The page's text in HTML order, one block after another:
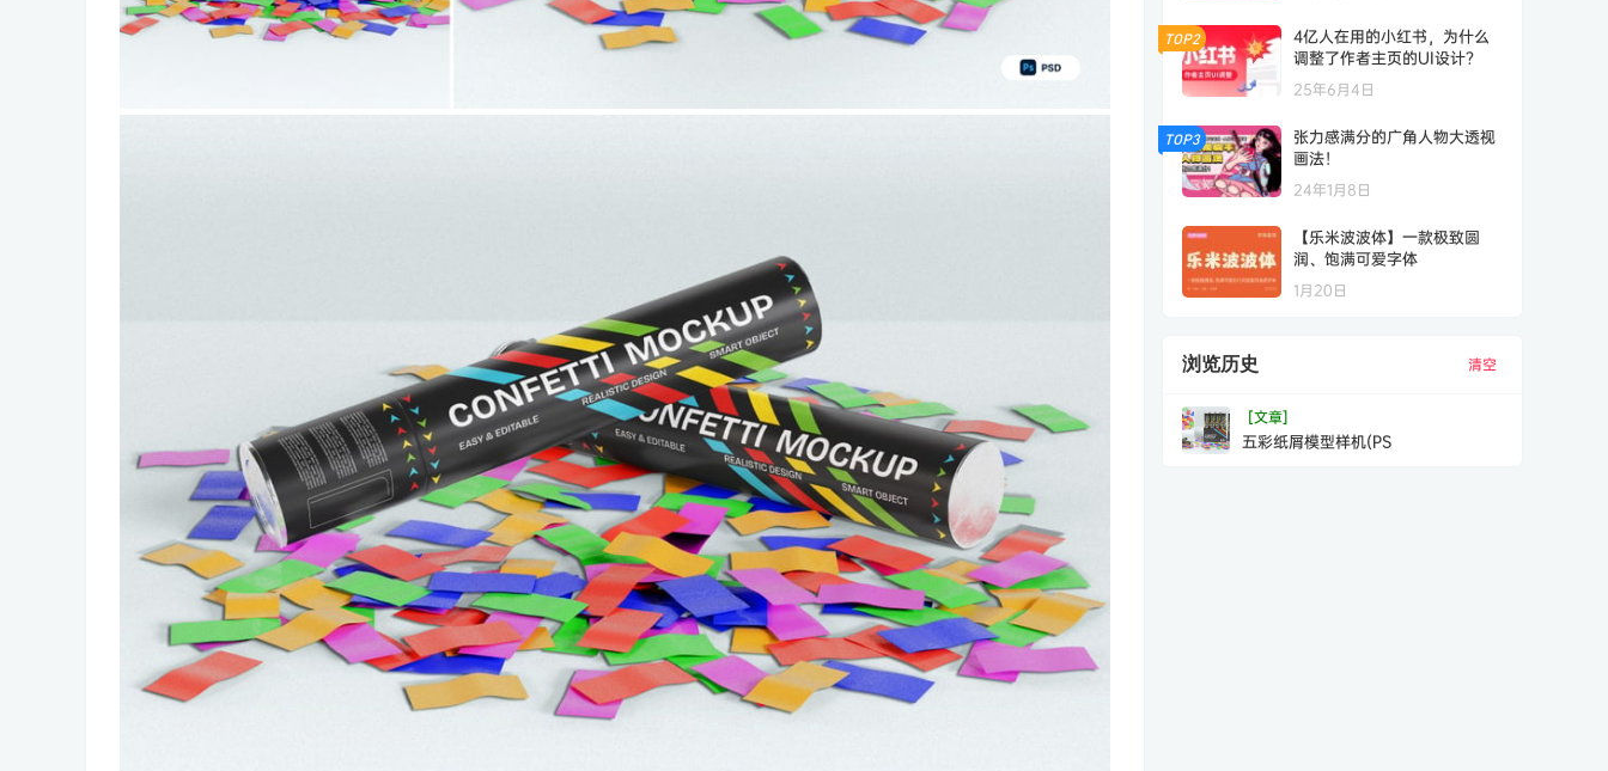
TOP2
4亿人在用的小红书，为什么
调整了作者主页的UI设计？
25年6月4日
TOP3
张力感满分的广角人物大透视
画法！
24年1月8日
【乐米波波体】一款极致圆
润、饱满可爱字体
1月20日
浏览历史 清空
[文章]
五彩纸屑模型样机(PS